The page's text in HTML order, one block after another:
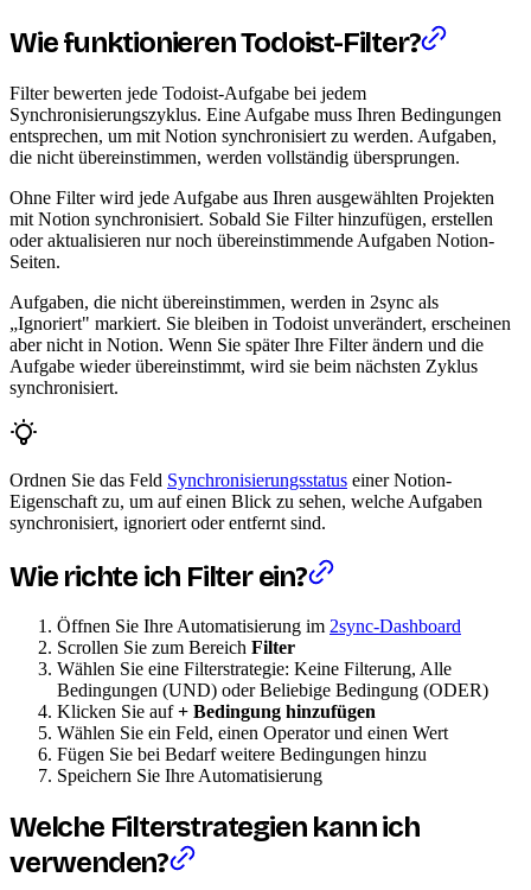
Wie funktionieren Todoist-Filter?
Filter bewerten jede Todoist-Aufgabe bei jedem
Synchronisierungszyklus. Eine Aufgabe muss Ihren Bedingungen
entsprechen, um mit Notion synchronisiert zu werden. Aufgaben,
die nicht übereinstimmen, werden vollständig übersprungen.
Ohne Filter wird jede Aufgabe aus Ihren ausgewählten Projekten
mit Notion synchronisiert. Sobald Sie Filter hinzufügen, erstellen
oder aktualisieren nur noch übereinstimmende Aufgaben Notion-
Seiten.
Aufgaben, die nicht übereinstimmen, werden in 2sync als
„Ignoriert" markiert. Sie bleiben in Todoist unverändert, erscheinen
aber nicht in Notion. Wenn Sie später Ihre Filter ändern und die
Aufgabe wieder übereinstimmt, wird sie beim nächsten Zyklus
synchronisiert.
Ordnen Sie das Feld Synchronisierungsstatus einer Notion-
Eigenschaft zu, um auf einen Blick zu sehen, welche Aufgaben
synchronisiert, ignoriert oder entfernt sind.
Wie richte ich Filter ein?
Öffnen Sie Ihre Automatisierung im 2sync-Dashboard
Scrollen Sie zum Bereich Filter
Wählen Sie eine Filterstrategie: Keine Filterung, Alle
Bedingungen (UND) oder Beliebige Bedingung (ODER)
Klicken Sie auf+ Bedingung hinzufügen
Wählen Sie ein Feld, einen Operator und einen Wert
Fügen Sie bei Bedarf weitere Bedingungen hinzu
Speichern Sie Ihre Automatisierung
Welche Filterstrategien kann ich
verwenden?